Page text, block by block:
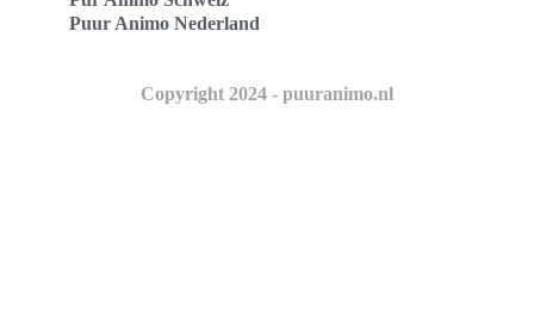
Puur Animo Nederland
Copyright 2024 - puuranimo.nl